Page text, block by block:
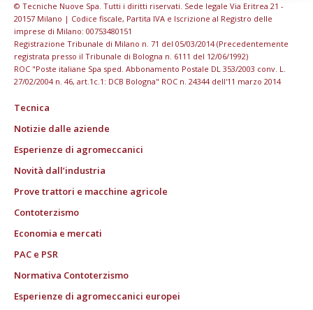
© Tecniche Nuove Spa. Tutti i diritti riservati. Sede legale Via Eritrea 21 -
20157 Milano | Codice fiscale, Partita IVA e Iscrizione al Registro delle
imprese di Milano: 00753480151
Registrazione Tribunale di Milano n. 71 del 05/03/2014 (Precedentemente
registrata presso il Tribunale di Bologna n. 6111 del 12/06/1992)
ROC "Poste italiane Spa sped. Abbonamento Postale DL 353/2003 conv. L.
27/02/2004 n. 46, art.1c.1: DCB Bologna" ROC n. 24344 dell'11 marzo 2014
Tecnica
Notizie dalle aziende
Esperienze di agromeccanici
Novità dall’industria
Prove trattori e macchine agricole
Contoterzismo
Economia e mercati
PAC e PSR
Normativa Contoterzismo
Esperienze di agromeccanici europei